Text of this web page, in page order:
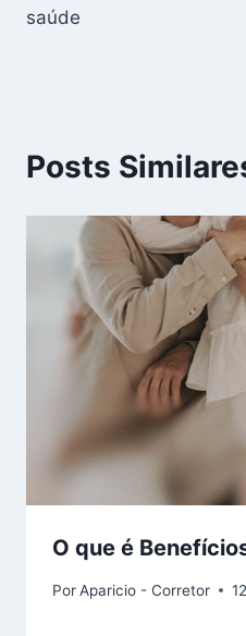
saúde
Posts
O que é
PorAparicio - Corretor